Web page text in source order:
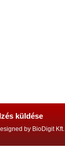
küldése
by BioDigit Kft.